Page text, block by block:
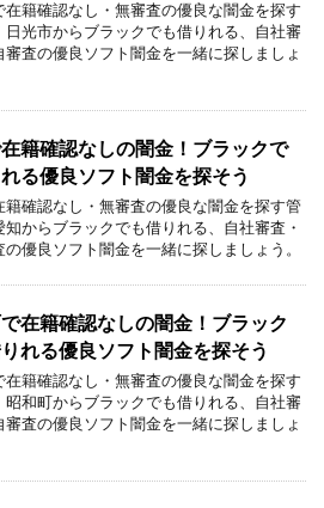
在籍確認なし・無審査の優良な闇金を探す
日光市からブラックでも借りれる、自社審
審査の優良ソフト闇金を一緒に探しましょ
籍確認なしの闇金！ブラックで
る優良ソフト闇金を探そう
籍確認なし・無審査の優良な闇金を探す管
知からブラックでも借りれる、自社審査・
の優良ソフト闇金を一緒に探しましょう。
在籍確認なしの闇金！ブラック
れる優良ソフト闇金を探そう
在籍確認なし・無審査の優良な闇金を探す
昭和町からブラックでも借りれる、自社審
審査の優良ソフト闇金を一緒に探しましょ